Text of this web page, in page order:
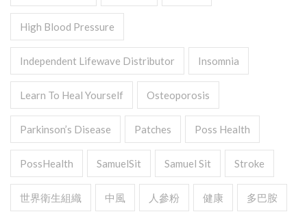
High Blood Pressure
Independent Lifewave Distributor Insomnia
Learn To Heal Yourself Osteoporosis
Parkinson’s Disease Patches Poss Health
PossHealth SamuelSit Samuel Sit Stroke
世界衛生組織 中風 人參粉 健康 多巴胺